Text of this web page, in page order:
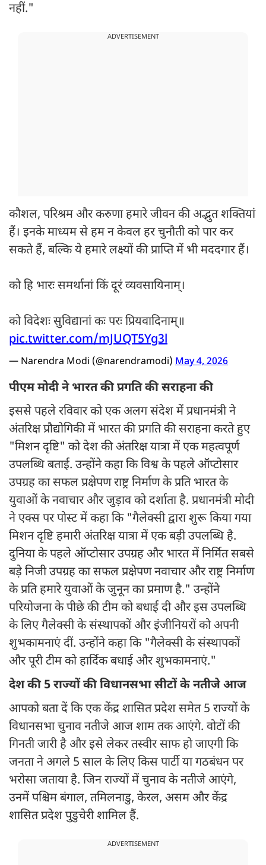
नहीं."
ADVERTISEMENT
कौशल, परिश्रम और करुणा हमारे जीवन की अद्भुत शक्तियां
हैं। इनके माध्यम से हम न केवल हर चुनौती को पार कर
सकते हैं, बल्कि ये हमारे लक्ष्यों की प्राप्ति में भी मददगार हैं।
को हि भारः समर्थानां किं दूरं व्यवसायिनाम्।
को विदेशः सुविद्यानां कः परः प्रियवादिनाम्॥
pic.twitter.com/mJUQT5Yg3l
— Narendra Modi (@narendramodi) May 4, 2026
पीएम मोदी ने भारत की प्रगति की सराहना की
इससे पहले रविवार को एक अलग संदेश में प्रधानमंत्री ने
अंतरिक्ष प्रौद्योगिकी में भारत की प्रगति की सराहना करते हुए
"मिशन दृष्टि" को देश की अंतरिक्ष यात्रा में एक महत्वपूर्ण
उपलब्धि बताई. उन्होंने कहा कि विश्व के पहले ऑप्टोसार
उपग्रह का सफल प्रक्षेपण राष्ट्र निर्माण के प्रति भारत के
युवाओं के नवाचार और जुड़ाव को दर्शाता है. प्रधानमंत्री मोदी
ने एक्स पर पोस्ट में कहा कि "गैलेक्सी द्वारा शुरू किया गया
मिशन दृष्टि हमारी अंतरिक्ष यात्रा में एक बड़ी उपलब्धि है.
दुनिया के पहले ऑप्टोसार उपग्रह और भारत में निर्मित सबसे
बड़े निजी उपग्रह का सफल प्रक्षेपण नवाचार और राष्ट्र निर्माण
के प्रति हमारे युवाओं के जुनून का प्रमाण है." उन्होंने
परियोजना के पीछे की टीम को बधाई दी और इस उपलब्धि
के लिए गैलेक्सी के संस्थापकों और इंजीनियरों को अपनी
शुभकामनाएं दीं. उन्होंने कहा कि "गैलेक्सी के संस्थापकों
और पूरी टीम को हार्दिक बधाई और शुभकामनाएं."
देश की 5 राज्यों की विधानसभा सीटों के नतीजे आज
आपको बता दें कि एक केंद्र शासित प्रदेश समेत 5 राज्यों के
विधानसभा चुनाव नतीजे आज शाम तक आएंगे. वोटों की
गिनती जारी है और इसे लेकर तस्वीर साफ हो जाएगी कि
जनता ने अगले 5 साल के लिए किस पार्टी या गठबंधन पर
भरोसा जताया है. जिन राज्यों में चुनाव के नतीजे आएंगे,
उनमें पश्चिम बंगाल, तमिलनाडु, केरल, असम और केंद्र
शासित प्रदेश पुडुचेरी शामिल हैं.
ADVERTISEMENT